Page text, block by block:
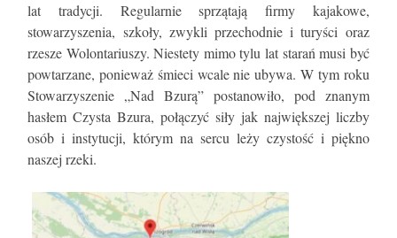
lat tradycji. Regularnie sprzątają firmy kajakowe,
stowarzyszenia, szkoły, zwykli przechodnie i turyści oraz
rzesze Wolontariuszy. Niestety mimo tylu lat starań musi być
powtarzane, ponieważ śmieci wcale nie ubywa. W tym roku
Stowarzyszenie „Nad Bzurą” postanowiło, pod znanym
hasłem Czysta Bzura, połączyć siły jak największej liczby
osób i instytucji, którym na sercu leży czystość i piękno
naszej rzeki.